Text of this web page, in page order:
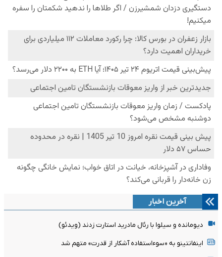
آخرین اخبار
دیومانده و سیلوا با رئال مادرید استارت زدند (ویدئو)
اینفانتینو به «سوءاستفاده آشکار از قدرت» متهم شد